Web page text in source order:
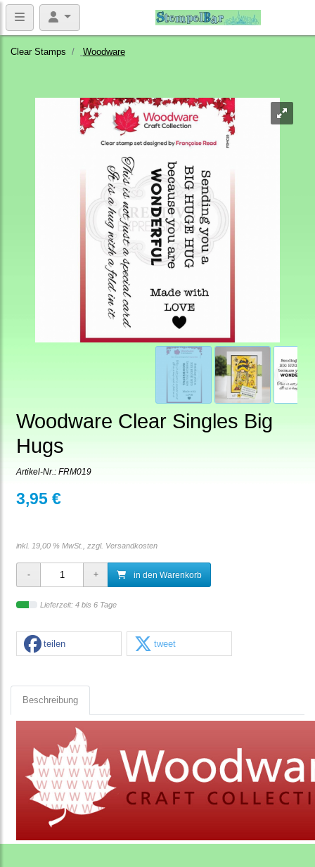
Clear Stamps Woodware
Woodware Clear Singles Big
Hugs
Artikel-Nr.: FRM019
3,95 €
inkl. 19,00 % MwSt., zzgl. Versandkosten
in den Warenkorb
Lieferzeit: 4 bis 6 Tage
teilen tweet
Beschreibung